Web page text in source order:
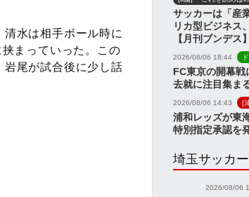
水は相手ボール時に
まっていった。この
尾が試合後に少し話
サッカーは「産
リカ型ビジネス
【月刊ブンデス】
2026/08/06 18:44
FC東京の開幕
去就に注目集ま
2026/08/06 14:43 [
浦和レッズが東
特別指定承認を
埼玉サッカ
2026/08/06